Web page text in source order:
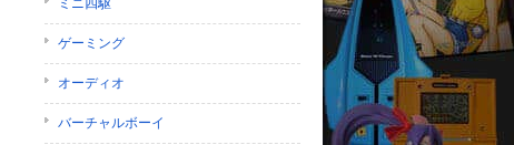
ミニ四駆
ゲーミング
オーディオ
バーチャルボーイ